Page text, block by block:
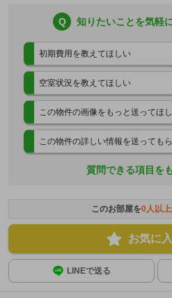
Q 知りたいことを気軽
初期費用を教えてほしい
空室状況を教えてほしい
この物件の画像をもっと送ってほ
この物件の詳しい情報を送っても
質問できる項目を
このお部屋を0人以上
お気に
LINEで送る